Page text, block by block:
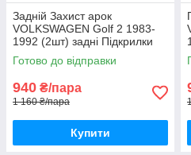
Задній Захист арок
VOLKSWAGEN Golf 2 1983-
1992 (2шт) задні Підкрилки
Фольцваген Гольф 2 пара
задніх
Готово до відправки
940 ₴/пара
1 160 ₴/пара
Купити